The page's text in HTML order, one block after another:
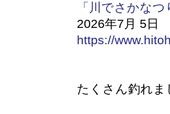
「川でさかな
2026年7月 5日
https://
たくさん釣れま